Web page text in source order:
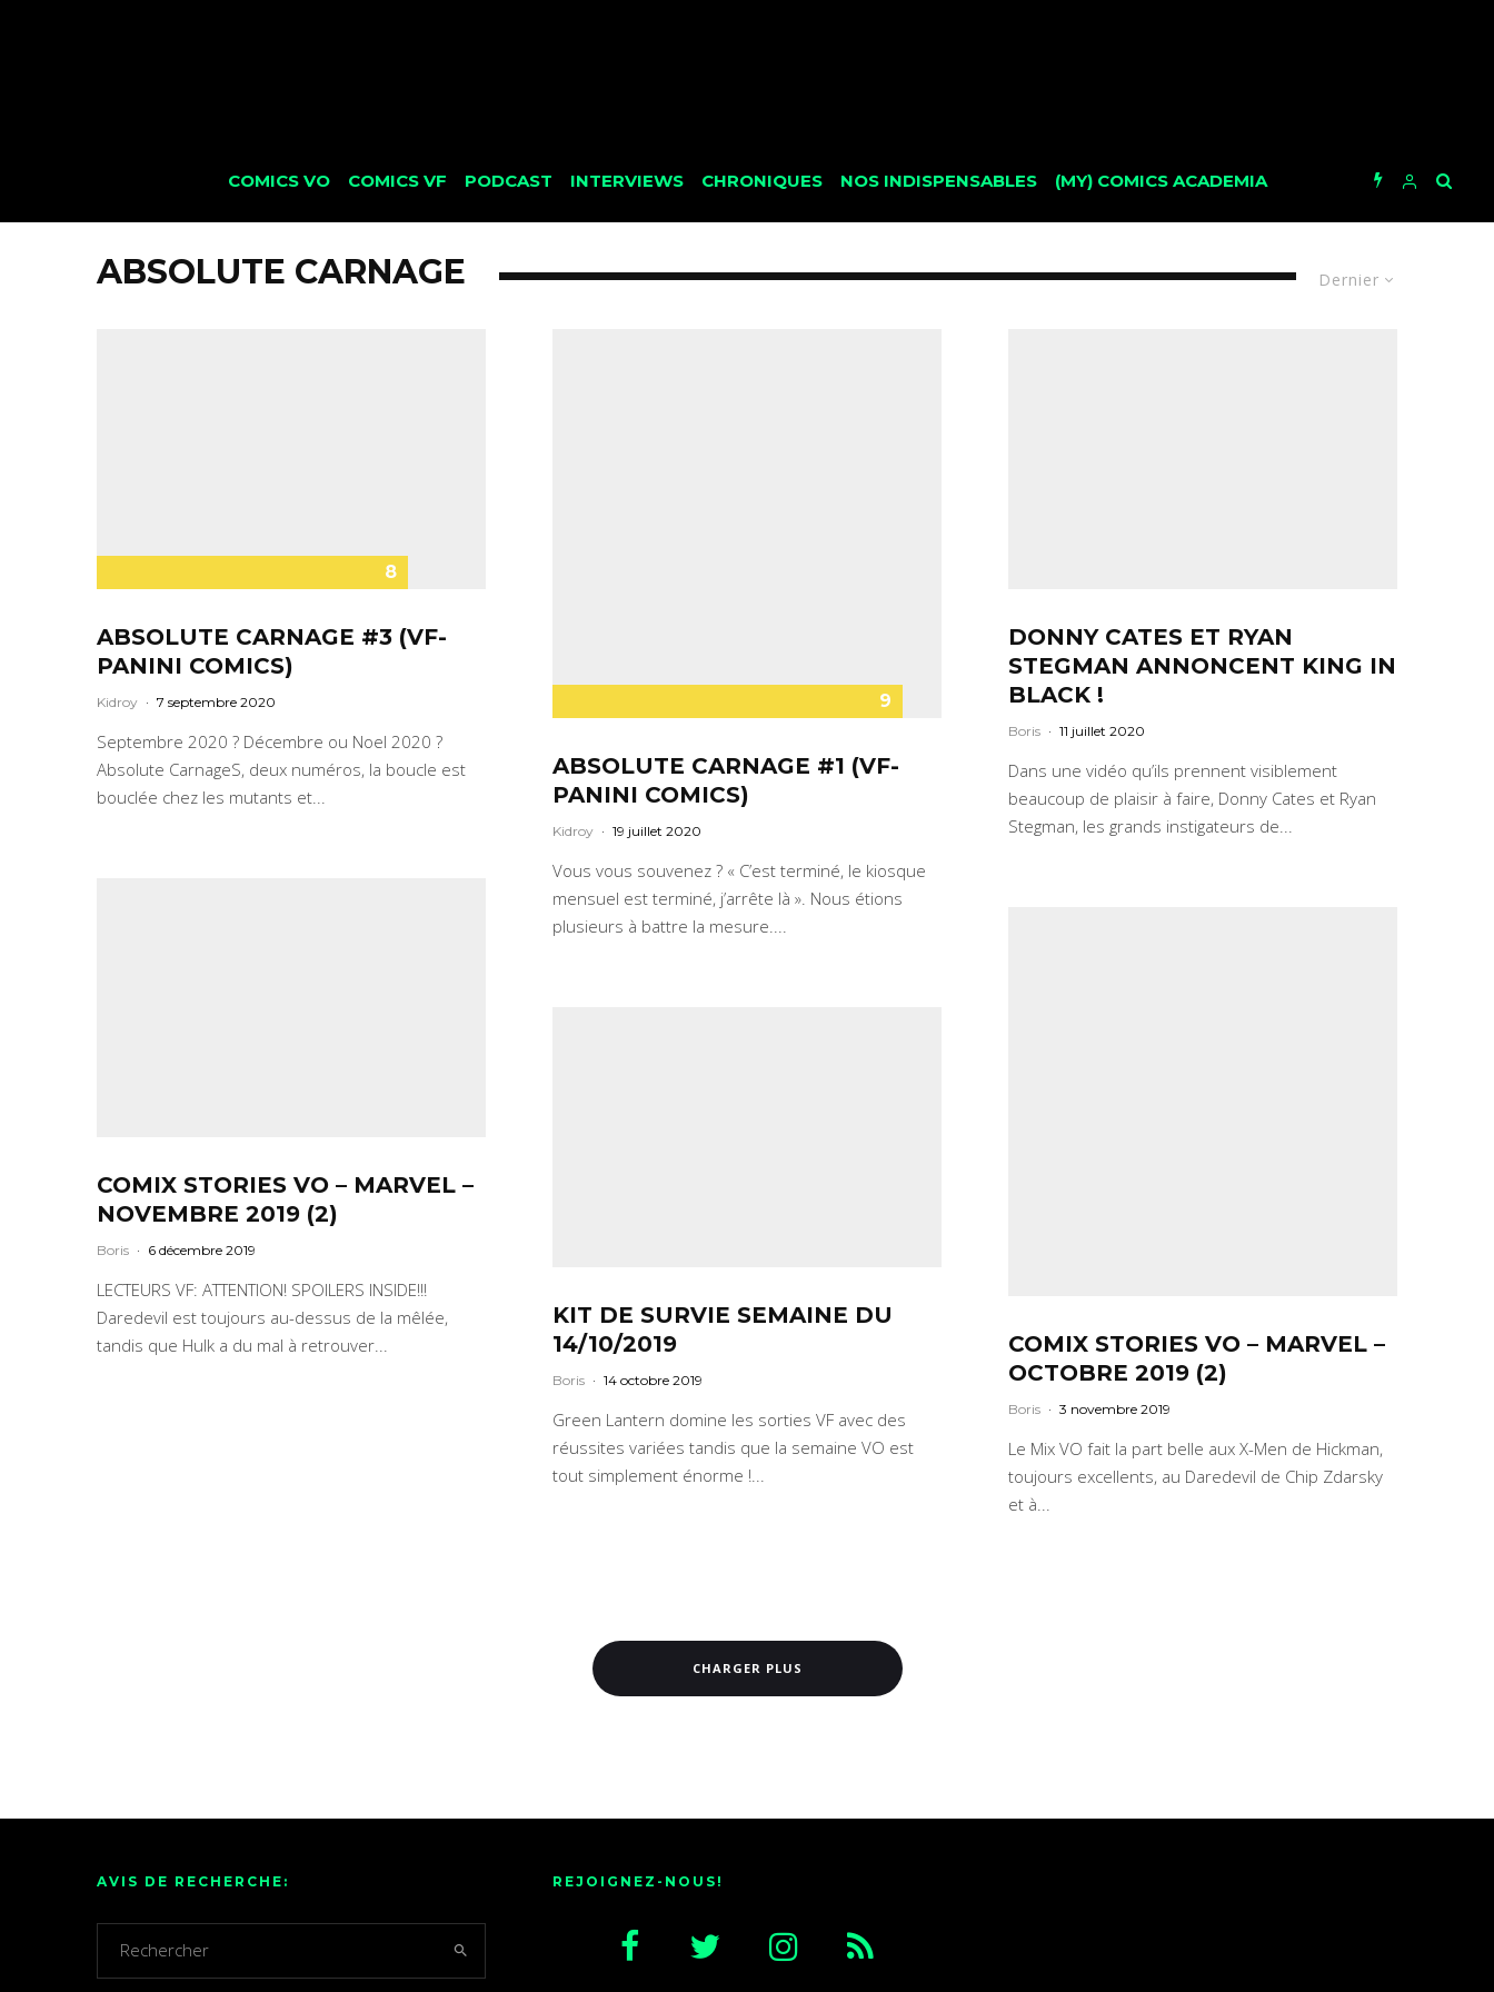
COMICS VO COMICS VF PODCAST INTERVIEWS CHRONIQUES NOS INDISPENSABLES (MY) COMICS ACADEMIA
Dernier
ABSOLUTE CARNAGE
8
ABSOLUTE CARNAGE #3 (VF-
PANINI COMICS)
Kidroy · 7 septembre 2020
Septembre 2020 ? Décembre ou Noel 2020 ?
Absolute CarnageS, deux numéros, la boucle est
bouclée chez les mutants et...
9
ABSOLUTE CARNAGE #1 (VF-
PANINI COMICS)
Kidroy · 19 juillet 2020
Vous vous souvenez ? « C’est terminé, le kiosque
mensuel est terminé, j’arrête là ». Nous étions
plusieurs à battre la mesure....
DONNY CATES ET RYAN
STEGMAN ANNONCENT KING IN
BLACK !
Boris · 11 juillet 2020
Dans une vidéo qu’ils prennent visiblement
beaucoup de plaisir à faire, Donny Cates et Ryan
Stegman, les grands instigateurs de...
COMIX STORIES VO – MARVEL –
NOVEMBRE 2019 (2)
Boris · 6 décembre 2019
LECTEURS VF: ATTENTION! SPOILERS INSIDE!!!
Daredevil est toujours au-dessus de la mêlée,
tandis que Hulk a du mal à retrouver...
COMIX STORIES VO – MARVEL –
OCTOBRE 2019 (2)
Boris · 3 novembre 2019
Le Mix VO fait la part belle aux X-Men de Hickman,
toujours excellents, au Daredevil de Chip Zdarsky
et à...
KIT DE SURVIE SEMAINE DU
14/10/2019
Boris · 14 octobre 2019
Green Lantern domine les sorties VF avec des
réussites variées tandis que la semaine VO est
tout simplement énorme !...
CHARGER PLUS
AVIS DE RECHERCHE: REJOIGNEZ-NOUS!